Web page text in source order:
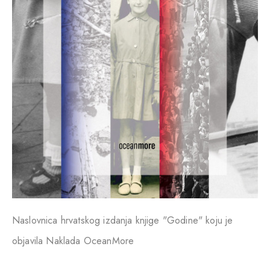
Naslovnica hrvatskog izdanja knjige "Godine" koju je
objavila Naklada OceanMore